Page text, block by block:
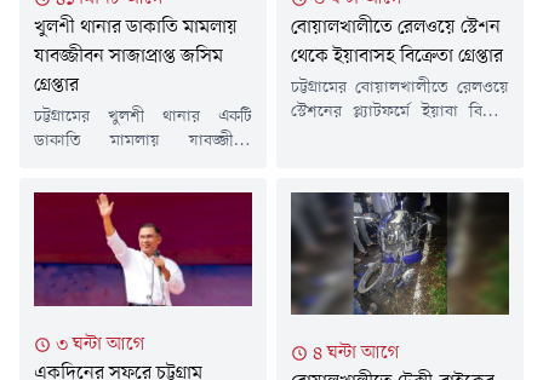
খুলশী থানার ডাকাতি মামলায়
যাবজ্জীবন সাজাপ্রাপ্ত জসিম
গ্রেপ্তার
চট্টগ্রামের খুলশী থানার একটি
ডাকাতি মামলায় যাবজ্জীবন
ওরফে সিলেটি জসিমকে (৩৯)
গ্রেপ্তার করেছে র&zwj;্যাপিড
অ্যাকশন ব্যাটালিয়ন
(র&zwj;্যাব)। শুক্রবার (৭ আগস্ট)
দিবাগত রাত পৌনে ২টার দিকে
ময়মনসিংহের ভালুকা থেকে তাকে
গ্রেপ্তার করা হয়।গ্রেপ্তারকৃত জসিম
নগরের ডবলমুরিং থানার
বোয়ালখালীতে রেলওয়ে স্টেশন
থেকে ইয়াবাসহ বিক্রেতা গ্রেপ্তার
চট্টগ্রামের বোয়ালখালীতে রেলওয়ে
স্টেশনের প্ল্যাটফর্মে ইয়াবা বিক্রির
পিচ ইয়াবা এবং নগদ ২৩৫০ টাকা।
শনিবার (৮ আগস্ট) এ ব্যাপারে
মাদক দ্রব্য নিয়ন্ত্রণ আইনের সংশ্লিষ্ট
ধারায় মামলা দায়েরের পর
বাদশাকে আদালতে পাঠানো
বোয়ালখালী থানার ভারপ্রাপ্ত...
৩ ঘন্টা আগে
একদিনের সফরে চট্টগ্রাম
৪ ঘন্টা আগে